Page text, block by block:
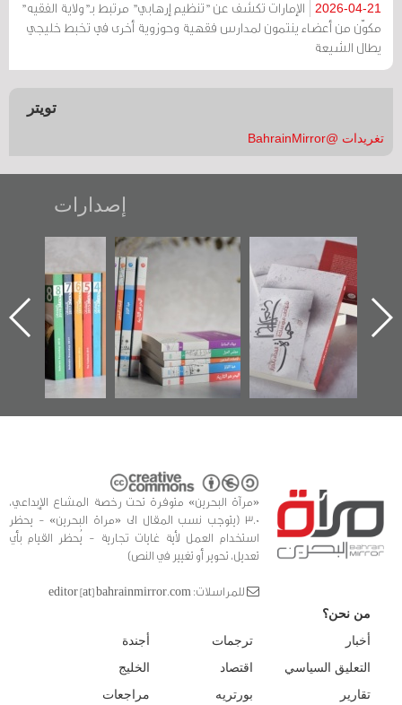
2026-04-21
الإمارات تكشف عن "تنظيم إرهابي" مرتبط بـ"ولاية الفقيه"
مكوّن من أعضاء ينتمون لمدارس فقهية وحوزوية أخرى في تخبط خليجي
يطال الشيعة
تويتر
تغريدات @BahrainMirror
إصدارات
"حماة الباب الأخير":
الإصدار الأول عن
اعتصام الدراز
وأحداث ساحة
الفداء لمركز أوال
للدراسات والتوثيق
تصنيف موضوعي
للوثائق البريطانية
يقدمه «مركز أوال»
في سلسلة من 5
كتب
تصدر حصاد
الساحات 2019
«مرآة البحرين» متوفرة تحت رخصة المشاع الإبداعي،
3.0 (يتوجب نسب المقال الى «مراة البحرين» - يحظر
استخدام العمل لأية غايات تجارية - يُحظر القيام بأي
تعديل، تحوير أو تغيير في النص)
للمراسلات: editor [at] bahrainmirror.com
من نحن؟
أخبار
التعليق السياسي
تقارير
ترجمات
اقتصاد
بورتريه
أجندة
الخليج
مراجعات